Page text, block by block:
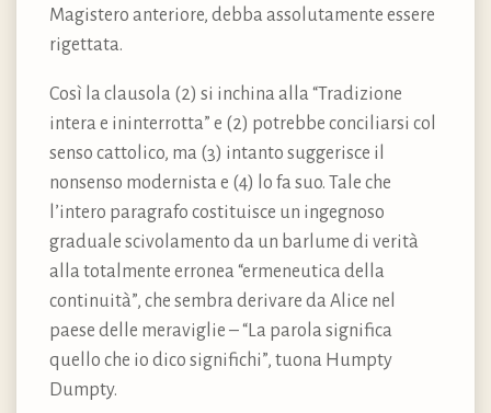
Magistero anteriore, debba assolutamente essere
rigettata.
Così la clausola (2) si inchina alla “Tradizione
intera e ininterrotta” e (2) potrebbe conciliarsi col
senso cattolico, ma (3) intanto suggerisce il
nonsenso modernista e (4) lo fa suo. Tale che
l’intero paragrafo costituisce un ingegnoso
graduale scivolamento da un barlume di verità
alla totalmente erronea “ermeneutica della
continuità”, che sembra derivare da Alice nel
paese delle meraviglie – “La parola significa
quello che io dico significhi”, tuona Humpty
Dumpty.